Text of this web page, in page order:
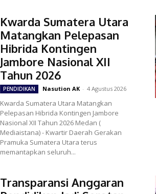
Kwarda Sumatera Utara
Matangkan Pelepasan
Hibrida Kontingen
Jambore Nasional XII
Tahun 2026
PENDIDIKAN Nasution AK - 4 Agustus 2026
Kwarda Sumatera Utara Matangkan
Pelepasan Hibrida Kontingen Jambore
Nasional XII Tahun 2026 Medan (
Mediaistana) - Kwartir Daerah Gerakan
Pramuka Sumatera Utara terus
memantapkan seluruh...
Transparansi Anggaran